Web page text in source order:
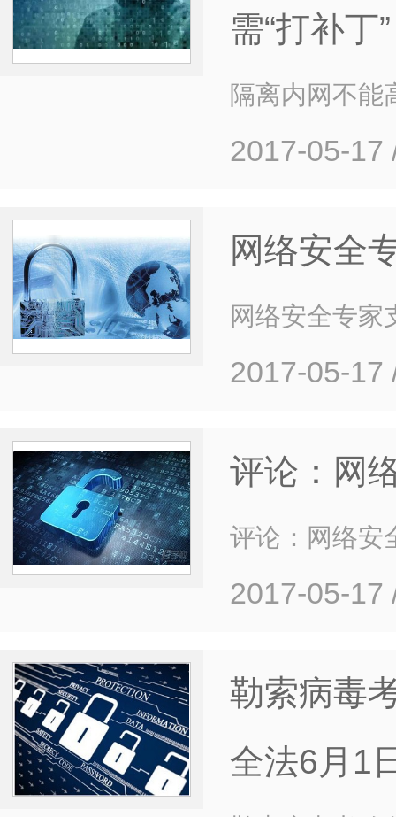
需“打补丁”
隔离内网不能
2017-05-17
网络安全
网络安全专家
2017-05-17
评论：网
评论：网络安
2017-05-17
勒索病毒
全法6月1